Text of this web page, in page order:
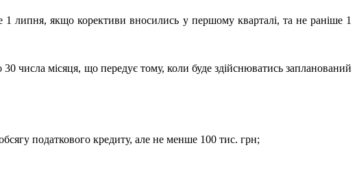
1 липня, якщо корективи вносились у першому кварталі, та не раніше 1
числа місяця, що передує тому, коли буде здійснюватись запланований
податкового кредиту, але не менше 100 тис. грн;